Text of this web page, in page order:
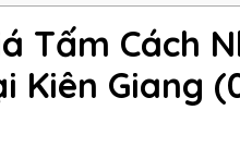
Tấm Cách
Kiên Giang